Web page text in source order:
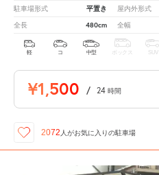
駐車場形式 平置き 屋内外形式
全長 480cm 全幅
軽 コ 中型 ボックス SUV
¥1,500 / 24 時間
2072 人がお気に入りの駐車場